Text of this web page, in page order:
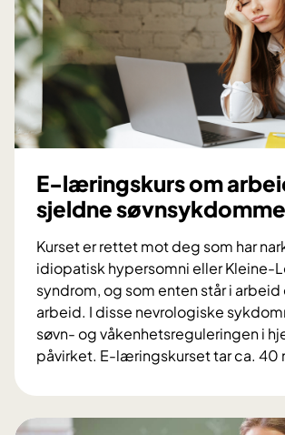
E-læringskurs om
sjeldne
Kurset er rettet mot deg som har
idiopatisk hypersomni eller Kleine-
syndrom, og som enten står i arbeid
arbeid. I disse nevrologiske
søvn- og våkenhetsreguleringen i
påvirket. E-læringskurset tar ca. 40
-
l